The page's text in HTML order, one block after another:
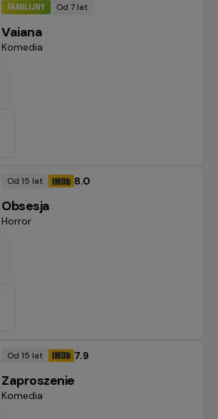
FAMILIJNY
Minimalny
Od 7 lat
Vaiana
Gatunek
Komedia
Minimalny
Od 15 lat OCENA HELIOS
8.0
Obsesja
Gatunek
Horror
Minimalny
Od 15 lat OCENA HELIOS
7.9
Zaproszenie
Gatunek
Komedia